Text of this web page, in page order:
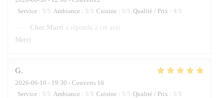
Service : 5/5 Ambiance : 5/5 Cuisine : 5/5 Qualité / Prix : 4/5
Chez Marti a répondu à cet avis
Merci.
G
2026-06-10 - 19:30 - Couverts 16
Service : 5/5 Ambiance : 5/5 Cuisine : 5/5 Qualité / Prix : 5/5